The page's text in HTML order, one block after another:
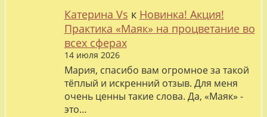
Катерина Vs к Новинка! Акция!
Практика «Маяк» на процветание во
всех сферах
14 июля 2026
Мария, спасибо вам огромное за такой
тёплый и искренний отзыв. Для меня
очень ценны такие слова. Да, «Маяк» -
это…